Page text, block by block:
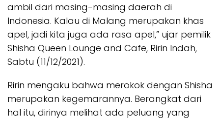
ambil dari masing-masing daerah di
Indonesia. Kalau di Malang merupakan khas
apel, jadi kita juga ada rasa apel,” ujar pemilik
Shisha Queen Lounge and Cafe, Ririn Indah,
Sabtu (11/12/2021).
Ririn mengaku bahwa merokok dengan Shisha
merupakan kegemarannya. Berangkat dari
hal itu, dirinya melihat ada peluang yang